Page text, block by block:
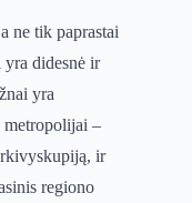
ne tik paprastai
didesnė ir
yra
metropolijai –
ir
regiono